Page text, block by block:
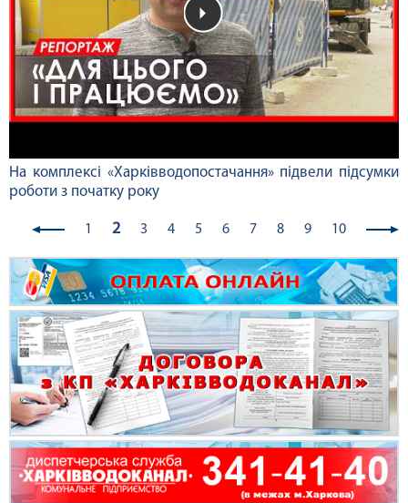
На комплексі «Харківводопостачання» підвели підсумки
роботи з початку року
1 2 3 4 5 6 7 8 9 10